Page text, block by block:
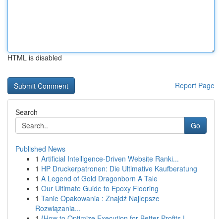
HTML is disabled
Report Page
Search
Go
Published News
1 Artificial Intelligence-Driven Website Ranki...
1 HP Druckerpatronen: Die Ultimative Kaufberatung
1 A Legend of Gold Dragonborn A Tale
1 Our Ultimate Guide to Epoxy Flooring
1 Tanie Opakowania : Znajdź Najlepsze
Rozwiązania...